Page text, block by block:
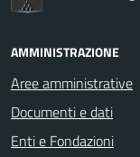
AMMINISTRAZIONE
Aree amministrative
Documenti e dati
Enti e Fondazioni